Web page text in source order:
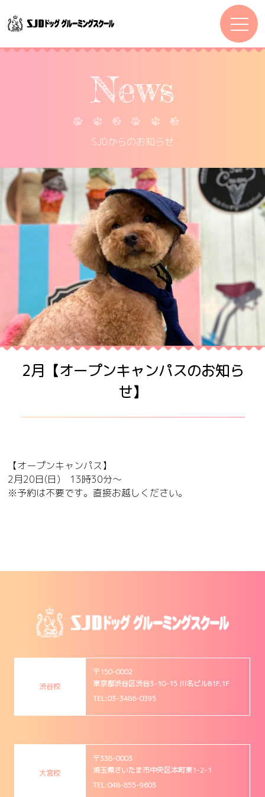
News
SJDからのお知らせ
2月【オープンキャンパスのお知ら
せ】
【オープンキャンパス】
2月20日(日) 13時30分～
※予約は不要です。直接お越しください。
渋谷校
〒150-0002
東京都渋谷区渋谷3-10-15 川名ビルB1F,1F
TEL:03-3486-0395
大宮校
〒338-0003
埼玉県さいたま市中央区本町東1-2-1
TEL:048-855-9603